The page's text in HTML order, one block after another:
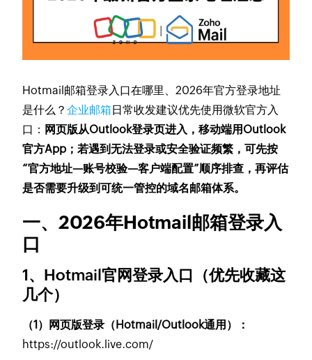
Hotmail邮箱登录入口在哪里、2026年官方登录地址
是什么？企业邮箱日常收发建议优先使用微软官方入
口： 网页版从Outlook登录页进入，移动端用Outlook
官方App；若遇到无法登录或安全验证频繁，可先按
“官方地址—账号校验—客户端配置”顺序排查，再评估
是否需要升级到可统一管控的域名邮箱体系。
一、2026年Hotmail邮箱登录入
口
1、Hotmail官网登录入口（优先收藏这
几个）
（1）网页版登录（Hotmail/Outlook通用）：
https://outlook.live.com/